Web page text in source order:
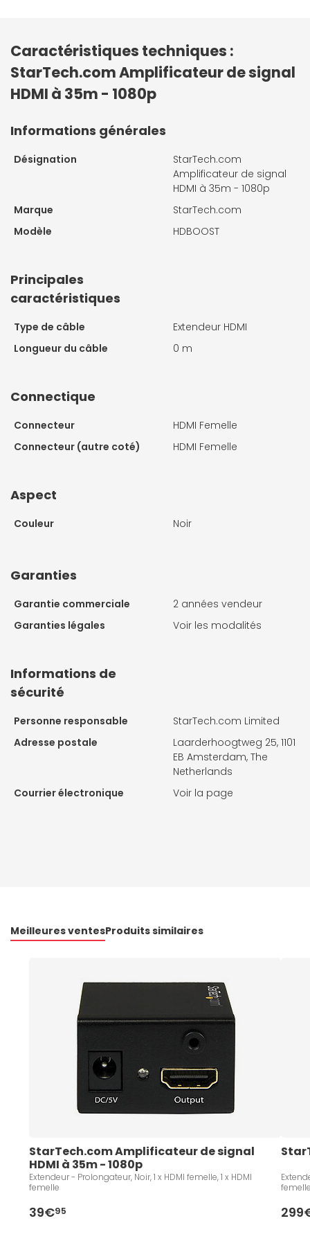
Caractéristiques techniques :
StarTech.com Amplificateur de signal
HDMI à 35m - 1080p
Informations générales
Désignation
StarTech.com
Amplificateur de signal
HDMI à 35m - 1080p
Marque
StarTech.com
Modèle
HDBOOST
Principales
caractéristiques
Type de câble
Extendeur HDMI
Longueur du câble
0 m
Connectique
Connecteur
HDMI Femelle
Connecteur (autre coté)
HDMI Femelle
Aspect
Couleur Noir
Garanties
Garantie commerciale
2 années vendeur
Garanties légales
Voir les modalités
Informations de
sécurité
Personne responsable
StarTech.com Limited
Adresse postale
Laarderhoogtweg 25, 1101
EB Amsterdam, The
Netherlands
Courrier électronique
Voir la page
Meilleures ventesProduits similaires
StarTech.com Amplificateur de signal
HDMI à 35m - 1080p
Extendeur - Prolongateur, Noir, 1 x HDMI femelle, 1 x HDMI
femelle
39€95